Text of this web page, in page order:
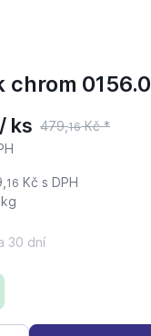
chrom 0156.0
ks 479,16Kč *
16 Kč s DPH
30 dní